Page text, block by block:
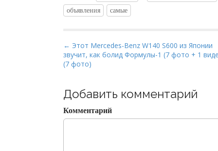
объявления
самые
P
o
s
n
a
v
← Этот Mercedes-Benz W140 S600 из Японии
звучит, как болид Формулы-1 (7 фото + 1
(7 фото)
Добавить комментарий
Комментарий